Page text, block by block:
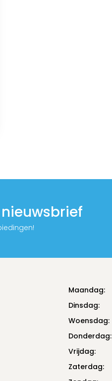
Maandag:
Dinsdag:
Woensdag:
Donderdag:
Vrijdag:
Zaterdag: